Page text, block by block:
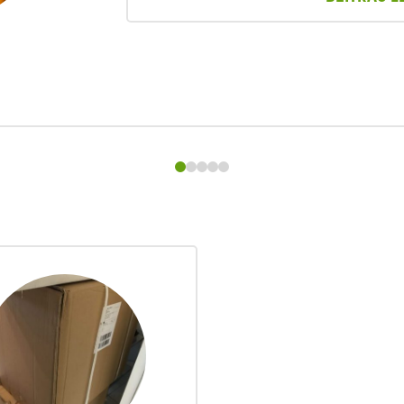
auswirken. Internationale Märkte von
01 234